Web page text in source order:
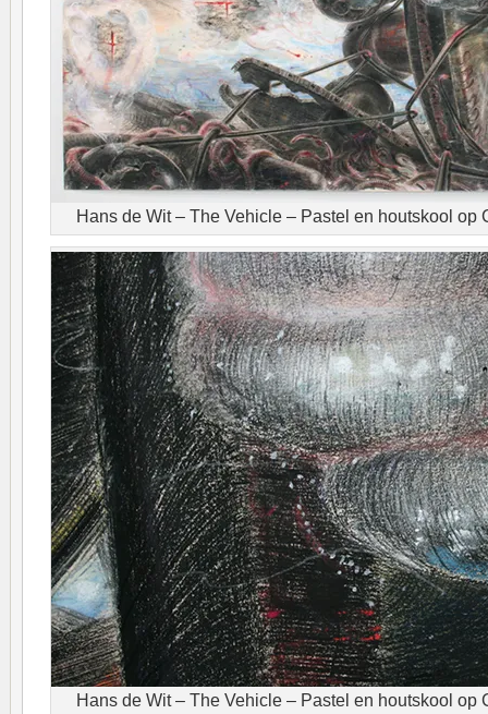
Hans de Wit – The Vehicle – Pastel en houtskool op
Hans de Wit – The Vehicle – Pastel en houtskool op